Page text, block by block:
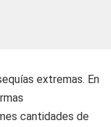
extremas. En
cantidades de